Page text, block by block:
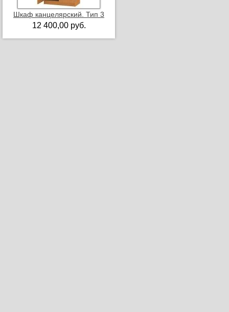
Шкаф канцелярский. Тип 3
12 400,00 руб.